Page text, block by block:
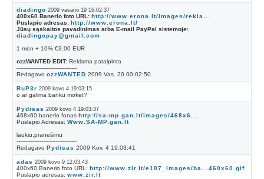
diadingo 2009 vasario 19 16:02:37
400x60 Banerio foto URL: http://www.erona.lt/images/rekla...
Puslapio adresas: http://www.erona.lt/
Jūsų sąskaitos pavadinimas arba E-mail PayPal sistemoje:
diadingopay@gmail.com
1 mėn + 10% €3.00 EUR
ozzWANTED EDIT: Reklama patalpinta
----------------------------------
Redagavo ozzWANTED 2009 Vas. 20 00:02:50
RuP3r 2009 kovo 4 19:03:15
o ar galima banku mokėt?
Pydisas 2009 kovo 4 19:03:37
468x60 banerio fonas http://sa-mp.gan.lt/images/468x6...
Puslapio Adresas: Www.SA-MP.gan.lt
laukiu,pranešimu
----------------------------------
Redagavo Pydisas 2009 Kov. 4 19:03:41
adas 2009 kovo 9 12:03:43
400x60 Banerio foto URL: http://www.zir.lt/e107_images/ba...460x60.gif
Puslapio adresas: www.zir.lt